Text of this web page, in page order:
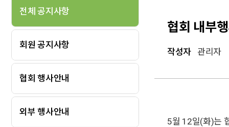
전체 공지사항
회원 공지사항
협회 행사안내
외부 행사안내
협회 내부
작성자 관리자
5월 12일(화)는